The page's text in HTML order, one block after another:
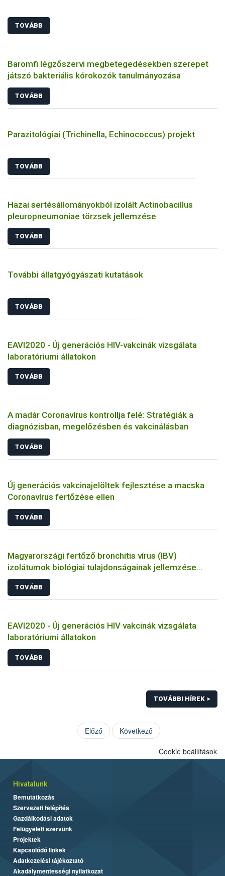
TOVÁBB
Baromfi légzőszervi megbetegedésekben szerepet
játszó bakteriális kórokozók tanulmányozása
TOVÁBB
Parazitológiai (Trichinella, Echinococcus) projekt
TOVÁBB
Hazai sertésállományokból izolált Actinobacillus
pleuropneumoniae törzsek jellemzése
TOVÁBB
További állatgyógyászati kutatások
TOVÁBB
EAVI2020 - Új generációs HIV-vakcinák vizsgálata
laboratóriumi állatokon
TOVÁBB
A madár Coronavírus kontrollja felé: Stratégiák a
diagnózisban, megelőzésben és vakcinálásban
TOVÁBB
Új generációs vakcinajelöltek fejlesztése a macska
Coronavírus fertőzése ellen
TOVÁBB
Magyarországi fertőző bronchitis vírus (IBV)
izolátumok biológiai tulajdonságainak jellemzése
állatkísérletes és molekuláris biológiai eszközökkel
TOVÁBB
EAVI2020 - Új generációs HIV vakcinák vizsgálata
laboratóriumi állatokon
TOVÁBB
TOVÁBBI HÍREK >
Előző Következő
Cookie beállítások
Hivatalunk
Bemutatkozás
Szervezeti felépítés
Gazdálkodási adatok
Felügyeleti szervünk
Projektek
Kapcsolódó linkek
Adatkezelési tájékoztató
Akadálymentességi nyilatkozat